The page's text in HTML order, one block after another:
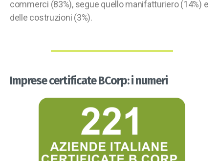
commerci (83%), segue quello manifatturiero (14%) e
delle costruzioni (3%).
Imprese certificate BCorp: i numeri